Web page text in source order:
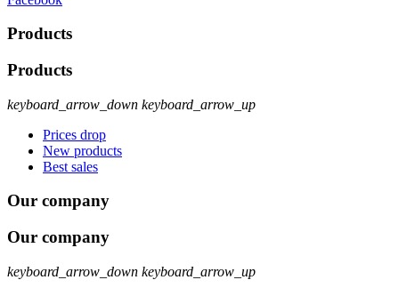
Products
Products
keyboard_arrow_down keyboard_arrow_up
Prices drop
New products
Best sales
Our company
Our company
keyboard_arrow_down keyboard_arrow_up